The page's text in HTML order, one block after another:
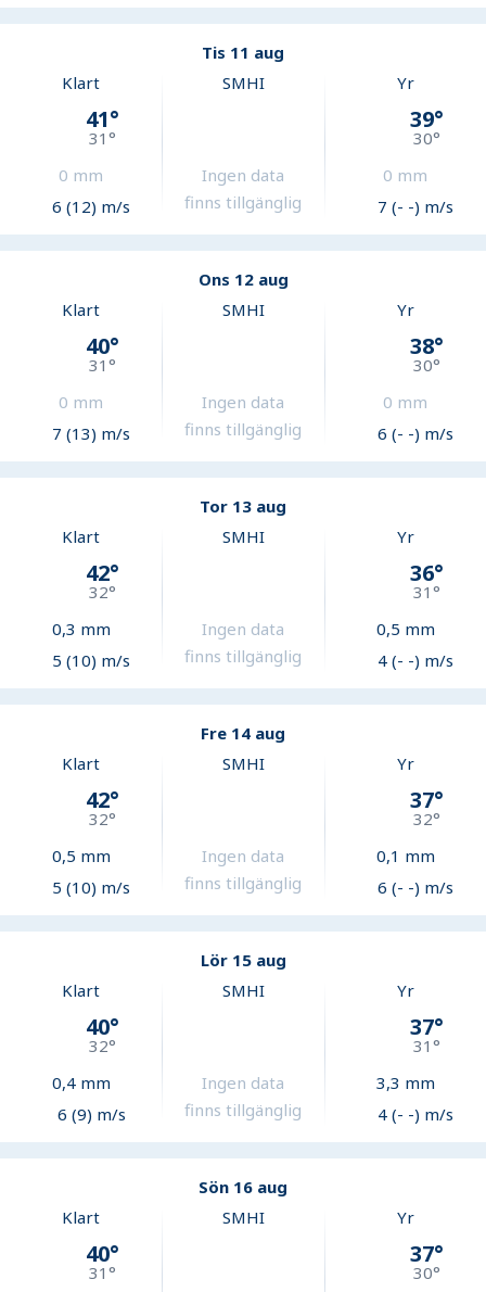
Tis 11 aug
Klart
41°
31°
0 mm
6 (12) m/s
SMHI
Ingen data
finns tillgänglig
Yr
39°
30°
0 mm
7 (- -) m/s
Ons 12 aug
Klart
40°
31°
0 mm
7 (13) m/s
SMHI
Ingen data
finns tillgänglig
Yr
38°
30°
0 mm
6 (- -) m/s
Tor 13 aug
Klart
42°
32°
0,3 mm
5 (10) m/s
SMHI
Ingen data
finns tillgänglig
Yr
36°
31°
0,5 mm
4 (- -) m/s
Fre 14 aug
Klart
42°
32°
0,5 mm
5 (10) m/s
SMHI
Ingen data
finns tillgänglig
Yr
37°
32°
0,1 mm
6 (- -) m/s
Lör 15 aug
Klart
40°
32°
0,4mm
6 (9) m/s
SMHI
Ingen data
finns tillgänglig
Yr
37°
31°
3,3 mm
4 (- -) m/s
Sön 16 aug
Klart
40°
31°
SMHI Yr
37°
30°